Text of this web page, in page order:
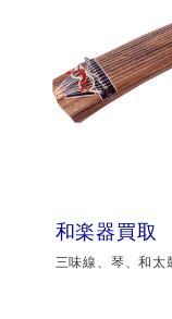
和楽器買取
三味線、琴、和太